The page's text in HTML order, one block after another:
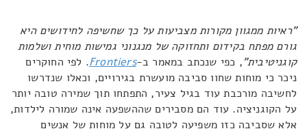
"ראיות ממגוון מקורות מצביעות על כך שחשיפה לחידושים היא
גורם מפתח בקידום ותחזוקה של מנגנוני גמישות מוחית ושלמות
קוגניטיבית", כפי שנכתב במאמר ב-Frontiers. לפי החוקרים
ניכר כי מוחות שחוו סביבה מועשרת בגירויים, וכאלו שנדרשו
לחשיבה מורכבת עוד בגיל צעיר, התפתחו תוך שמירה טובה יותר
על הקוגניציה. עוד הם מסבירים שההשפעה אינה שמורה לילדות,
אלא שסביבה כזו משפיעה לטובה גם על מוחות של אנשים